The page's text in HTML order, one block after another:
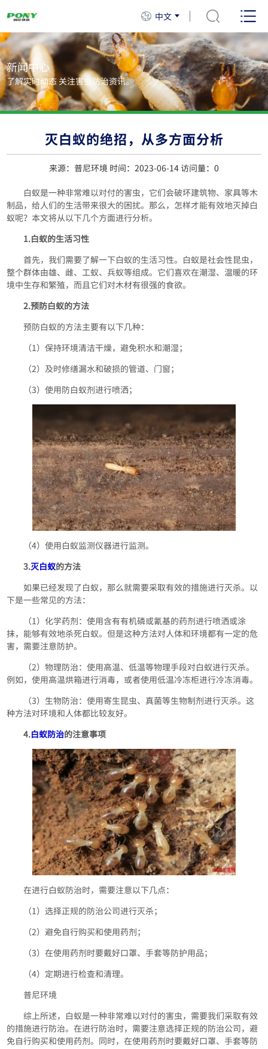
中文
新闻中心
了解实时动态 关注害虫防治资讯。
灭白蚁的绝招，从多方面分析
来源：普尼环境 时间：2023-06-14 访问量： 0
白蚁是一种非常难以对付的害虫，它们会破坏建筑物、家具等木
制品，给人们的生活带来很大的困扰。那么，怎样才能有效地灭掉白
蚁呢？本文将从以下几个方面进行分析。
1.白蚁的生活习性
首先，我们需要了解一下白蚁的生活习性。白蚁是社会性昆虫，
整个群体由雄、雌、工蚁、兵蚁等组成。它们喜欢在潮湿、温暖的环
境中生存和繁殖，而且它们对木材有很强的食欲。
2.预防白蚁的方法
预防白蚁的方法主要有以下几种：
（1）保持环境清洁干燥，避免积水和潮湿；
（2）及时修缮漏水和破损的管道、门窗；
（3）使用防白蚁剂进行喷洒；
（4）使用白蚁监测仪器进行监测。
3.灭白蚁的方法
如果已经发现了白蚁，那么就需要采取有效的措施进行灭杀。以
下是一些常见的方法：
（1）化学药剂：使用含有有机磷或氰基的药剂进行喷洒或涂
抹，能够有效地杀死白蚁。但是这种方法对人体和环境都有一定的危
害，需要注意防护。
（2）物理防治：使用高温、低温等物理手段对白蚁进行灭杀。
例如，使用高温烘箱进行消毒，或者使用低温冷冻柜进行冷冻消毒。
（3）生物防治：使用寄生昆虫、真菌等生物制剂进行灭杀。这
种方法对环境和人体都比较友好。
4.白蚁防治的注意事项
在进行白蚁防治时，需要注意以下几点：
（1）选择正规的防治公司进行灭杀；
（2）避免自行购买和使用药剂；
（3）在使用药剂时要戴好口罩、手套等防护用品；
（4）定期进行检查和清理。
普尼环境
综上所述，白蚁是一种非常难以对付的害虫，需要我们采取有效
的措施进行防治。在进行防治时，需要注意选择正规的防治公司，避
免自行购买和使用药剂。同时，在使用药剂时要戴好口罩、手套等防